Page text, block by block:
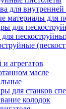
для
материалы для
для
для
агрегатов
масле
для станков
колодок